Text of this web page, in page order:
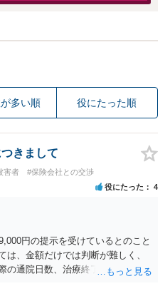
多い順 役にたった順
きまして
害者 #保険会社との交渉
役にたった 4
円の提示を受けているとのこと
、金額だけでは判断が難しく、
の通院日数、治療終了の経緯、後